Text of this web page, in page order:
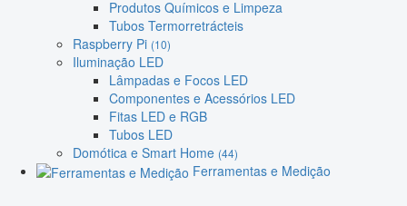
Produtos Químicos e Limpeza
Tubos Termorretrácteis
Raspberry Pi (10)
Iluminação LED
Lâmpadas e Focos LED
Componentes e Acessórios LED
Fitas LED e RGB
Tubos LED
Domótica e Smart Home (44)
Ferramentas e Medição